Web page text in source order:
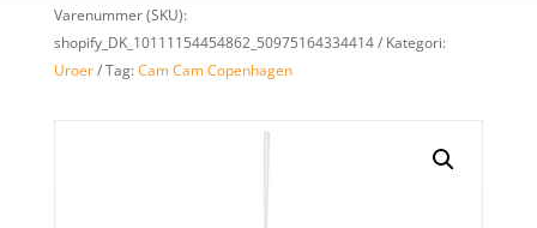
Varenummer (SKU):
shopify_DK_10111154454862_50975164334414
Kategori:
Uroer
Tag:Cam Cam Copenhagen